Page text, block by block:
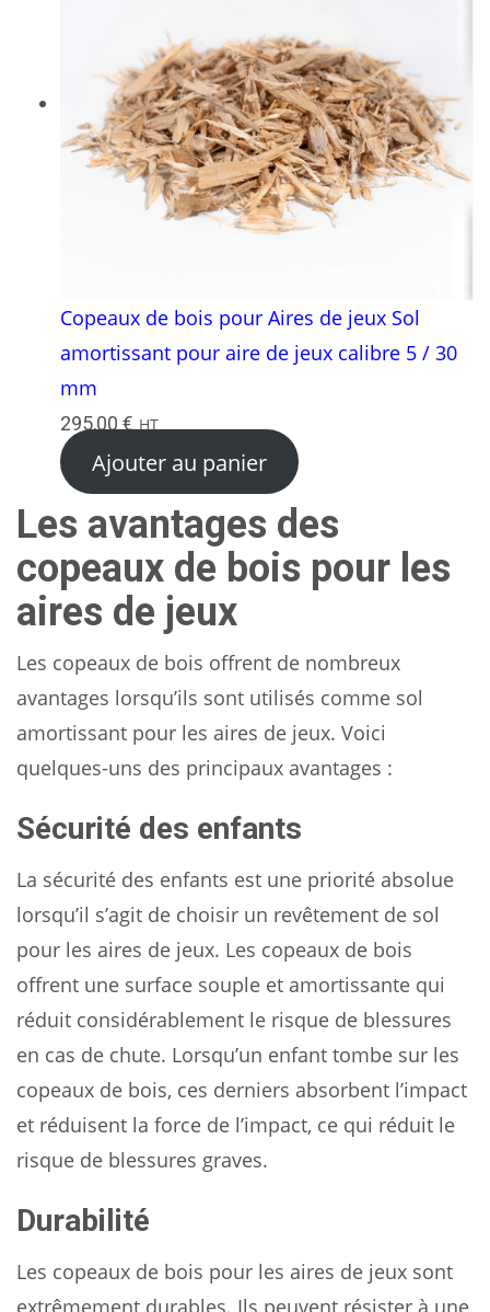
Copeaux de bois pour Aires de jeux Sol
amortissant pour aire de jeux calibre 5 / 30
mm
295,00 € HT
Ajouter au panier
Les avantages des
copeaux de bois pour les
aires de jeux
Les copeaux de bois offrent de nombreux
avantages lorsqu’ils sont utilisés comme sol
amortissant pour les aires de jeux. Voici
quelques-uns des principaux avantages :
Sécurité des enfants
La sécurité des enfants est une priorité absolue
lorsqu’il s’agit de choisir un revêtement de sol
pour les aires de jeux. Les copeaux de bois
offrent une surface souple et amortissante qui
réduit considérablement le risque de blessures
en cas de chute. Lorsqu’un enfant tombe sur les
copeaux de bois, ces derniers absorbent l’impact
et réduisent la force de l’impact, ce qui réduit le
risque de blessures graves.
Durabilité
Les copeaux de bois pour les aires de jeux sont
extrêmement durables. Ils peuvent résister à une